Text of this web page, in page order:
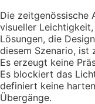
Die zeitgenössische
visueller
Lösungen, die
diesem Szenario, ist
Es erzeugt keine
Es blockiert das
definiert keine
Übergänge.